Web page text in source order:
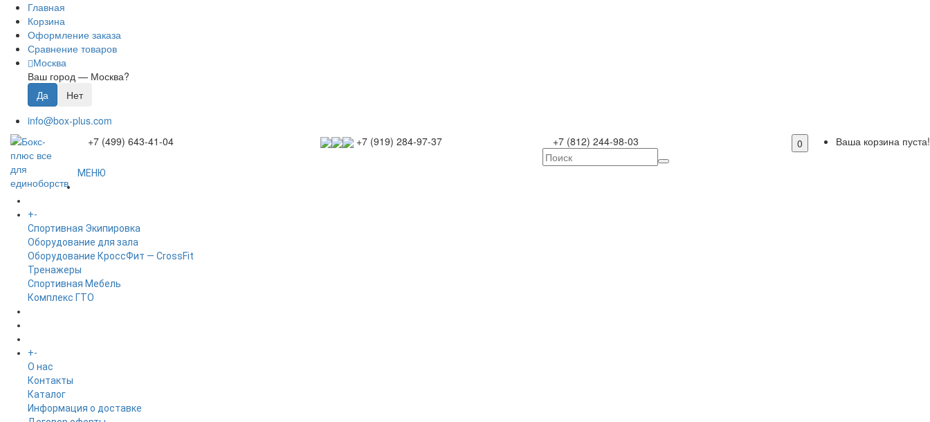
Главная
Корзина
Оформление заказа
Сравнение товаров
Москва
Ваш город — Москва?
info@box-plus.com
+7 (499) 643-41-04
+7 (919) 284-97-37 +7 (812) 244-98-03 0 Ваша корзина пуста!
МЕНЮ
+-
Спортивная Экипировка
Оборудование для зала
Оборудование КроссФит — CrossFit
Тренажеры
Спортивная Мебель
Комплекс ГТО
+-
O нас
Контакты
Каталог
Информация о доставке